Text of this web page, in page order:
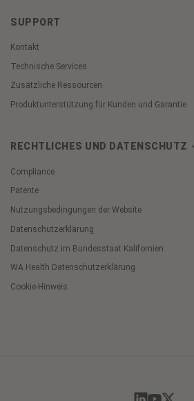
SUPPORT
Kontakt
Technische Services
Zusätzliche Ressourcen
Produktunterstützung für Kunden und Garantie
RECHTLICHES UND DATENSCHUTZ
Compliance
Patente
Nutzungsbedingungen der Website
Datenschutzerklärung
Datenschutz im Bundesstaat Kalifornien
WA Health Datenschutzerklärung
Cookie-Hinweis